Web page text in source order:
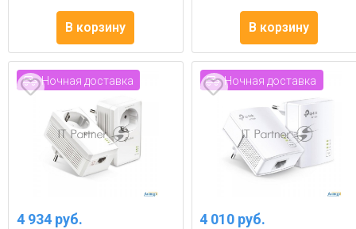
В корзину В корзину
Ночная доставка
4 934 руб.
Ночная доставка
4 010 руб.